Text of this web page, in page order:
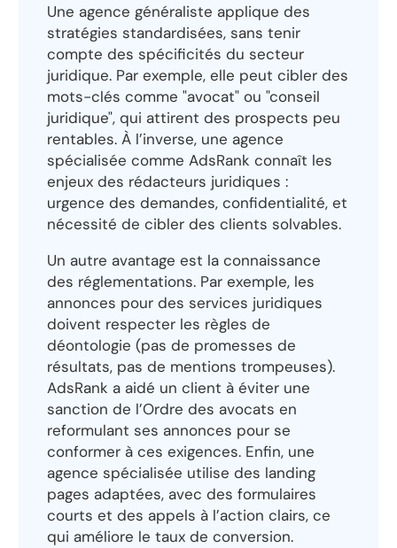
Une agence généraliste applique des
stratégies standardisées, sans tenir
compte des spécificités du secteur
juridique. Par exemple, elle peut cibler des
mots-clés comme "avocat" ou "conseil
juridique", qui attirent des prospects peu
rentables. À l’inverse, une agence
spécialisée comme AdsRank connaît les
enjeux des rédacteurs juridiques :
urgence des demandes, confidentialité, et
nécessité de cibler des clients solvables.
Un autre avantage est la connaissance
des réglementations. Par exemple, les
annonces pour des services juridiques
doivent respecter les règles de
déontologie (pas de promesses de
résultats, pas de mentions trompeuses).
AdsRank a aidé un client à éviter une
sanction de l’Ordre des avocats en
reformulant ses annonces pour se
conformer à ces exigences. Enfin, une
agence spécialisée utilise des landing
pages adaptées, avec des formulaires
courts et des appels à l’action clairs, ce
qui améliore le taux de conversion.